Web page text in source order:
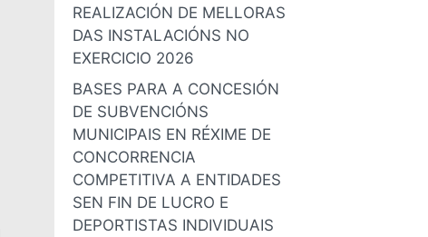
REALIZACIÓN DE MELLORAS
DAS INSTALACIÓNS NO
EXERCICIO 2026
BASES PARA A CONCESIÓN
DE SUBVENCIÓNS
MUNICIPAIS EN RÉXIME DE
CONCORRENCIA
COMPETITIVA A ENTIDADES
SEN FIN DE LUCRO E
DEPORTISTAS INDIVIDUAIS